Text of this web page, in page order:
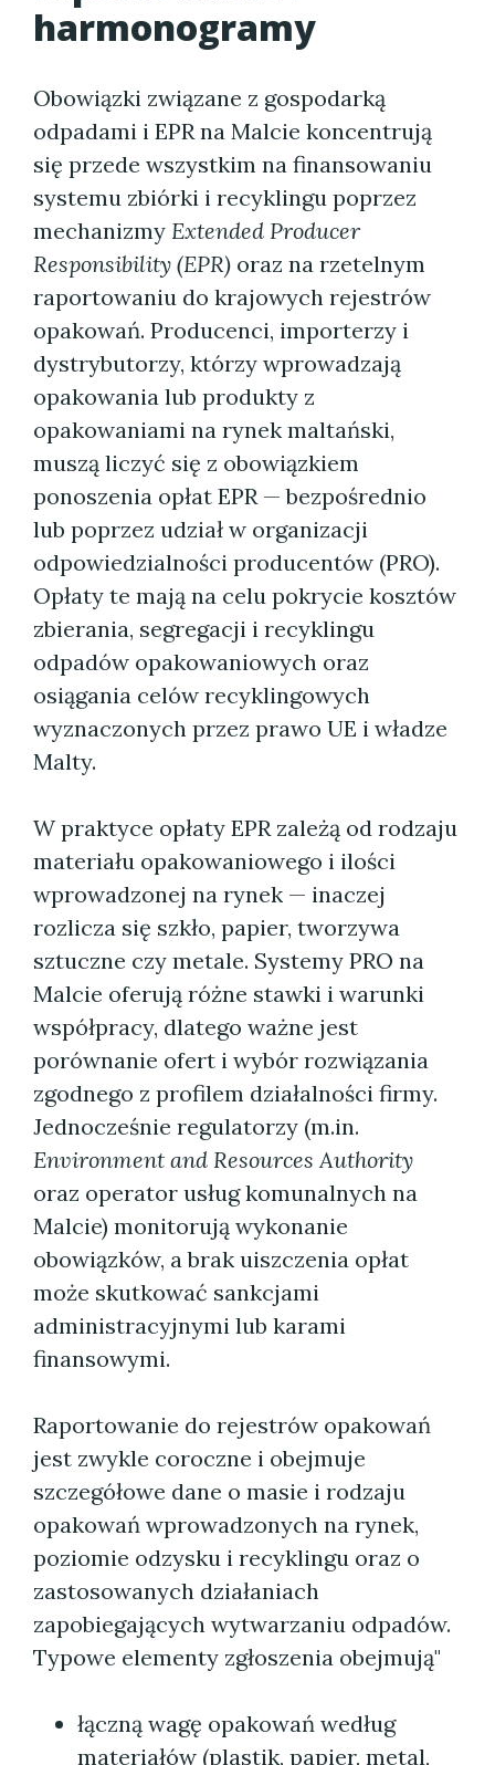
harmonogramy
Obowiązki związane z gospodarką
odpadami i EPR na Malcie koncentrują
się przede wszystkim na finansowaniu
systemu zbiórki i recyklingu poprzez
mechanizmy Extended Producer
Responsibility (EPR) oraz na rzetelnym
raportowaniu do krajowych rejestrów
opakowań. Producenci, importerzy i
dystrybutorzy, którzy wprowadzają
opakowania lub produkty z
opakowaniami na rynek maltański,
muszą liczyć się z obowiązkiem
ponoszenia opłat EPR — bezpośrednio
lub poprzez udział w organizacji
odpowiedzialności producentów (PRO).
Opłaty te mają na celu pokrycie kosztów
zbierania, segregacji i recyklingu
odpadów opakowaniowych oraz
osiągania celów recyklingowych
wyznaczonych przez prawo UE i władze
Malty.
W praktyce opłaty EPR zależą od rodzaju
materiału opakowaniowego i ilości
wprowadzonej na rynek — inaczej
rozlicza się szkło, papier, tworzywa
sztuczne czy metale. Systemy PRO na
Malcie oferują różne stawki i warunki
współpracy, dlatego ważne jest
porównanie ofert i wybór rozwiązania
zgodnego z profilem działalności firmy.
Jednocześnie regulatorzy (m.in.
Environment and Resources Authority
oraz operator usług komunalnych na
Malcie) monitorują wykonanie
obowiązków, a brak uiszczenia opłat
może skutkować sankcjami
administracyjnymi lub karami
finansowymi.
Raportowanie do rejestrów opakowań
jest zwykle coroczne i obejmuje
szczegółowe dane o masie i rodzaju
opakowań wprowadzonych na rynek,
poziomie odzysku i recyklingu oraz o
zastosowanych działaniach
zapobiegających wytwarzaniu odpadów.
Typowe elementy zgłoszenia obejmują"
łączną wagę opakowań według
materiałów (plastik, papier, metal,